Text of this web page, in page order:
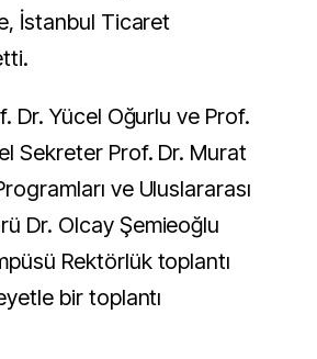
İstanbul Ticaret
Dr. Yücel Oğurlu ve Prof.
Sekreter Prof. Dr. Murat
ve Uluslararası
Dr. Olcay Şemieoğlu
Rektörlük toplantı
bir toplantı